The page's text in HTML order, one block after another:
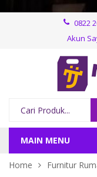
0822
Akun
MAIN MENU
Home Furnitur